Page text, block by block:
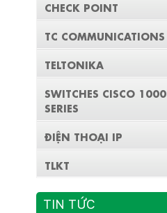
CHECK POINT
TC COMMUNICATIONS
TELTONIKA
SWITCHES CISCO 1000
SERIES
ĐIỆN THOẠI IP
TLKT
TIN TỨC